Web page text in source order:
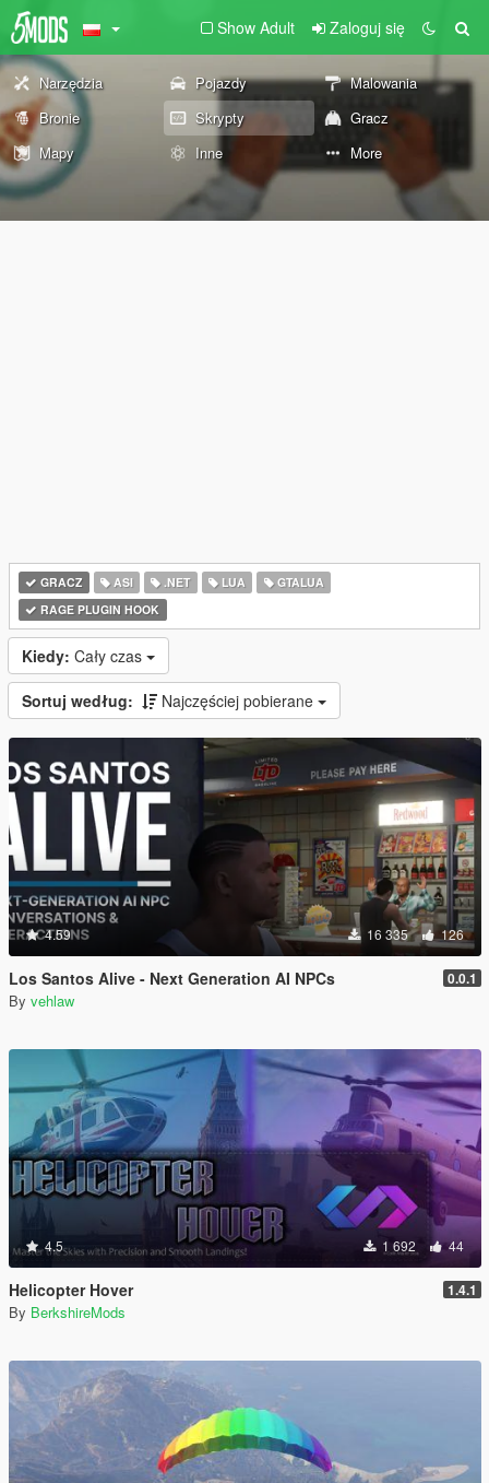
Show Adult Zaloguj się
Narzędzia Pojazdy
Malowania
Bronie
Skrypty
Gracz
Mapy
Inne More
GRACZ ASI .NET LUA
GTALUA
RAGE PLUGIN HOOK
Kiedy: Cały czas
Sortuj według: Najczęściej pobierane
4.59 16 335 126
Los Santos Alive - Next Generation AI NPCs 0.0.1
By vehlaw
4.5 1 692 44
Helicopter Hover 1.4.1
By BerkshireMods